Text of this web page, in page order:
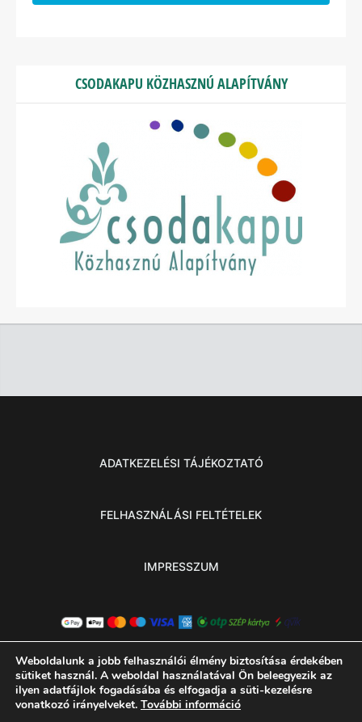
CSODAKAPU KÖZHASZNÚ ALAPÍTVÁNY
ADATKEZELÉSI TÁJÉKOZTATÓ
FELHASZNÁLÁSI FELTÉTELEK
IMPRESSZUM
© 2026 MINDEN JOG FENNTARTVA
Weboldalunk a jobb felhasználói élmény biztosítása érdekében
sütiket használ. A weboldal használatával Ön beleegyezik az
ilyen adatfájlok fogadásába és elfogadja a süti-kezelésre
vonatkozó irányelveket. További információ